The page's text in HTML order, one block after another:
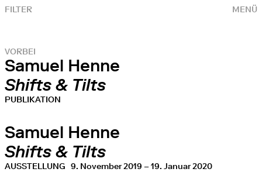
MENÜ
FILTER
VORBEI
Samuel Henne
Shifts & Tilts
PUBLIKATION
Samuel Henne
Shifts & Tilts
AUSSTELLUNG 9. November 2019 – 19. Januar 2020